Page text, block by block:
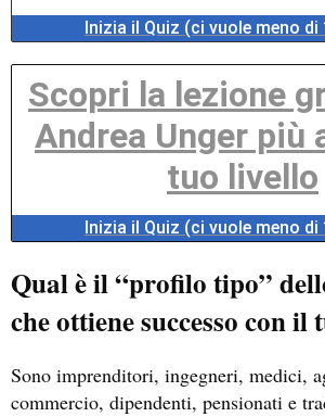
Inizia il Quiz (ci vuole meno
Scopri la lezione
Andrea Unger più
tuo livello
Inizia il Quiz (ci vuole meno
Qual è il “profilo tipo”
che ottiene successo con il
Sono imprenditori, ingegneri, medici,
commercio, dipendenti, pensionati e